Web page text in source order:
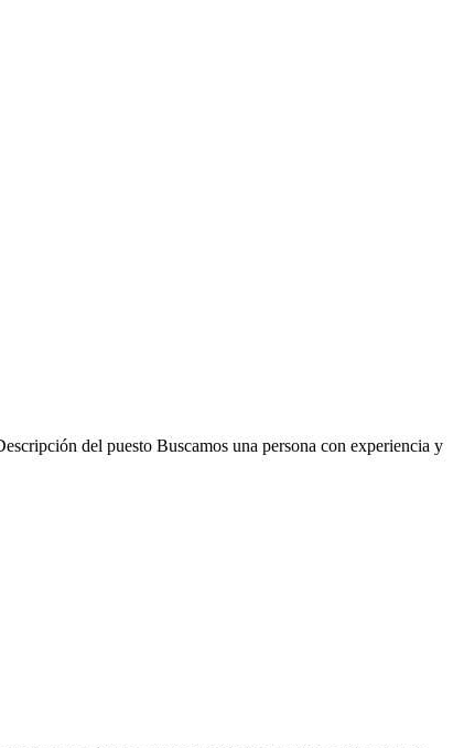
del puesto Buscamos una persona con experiencia y